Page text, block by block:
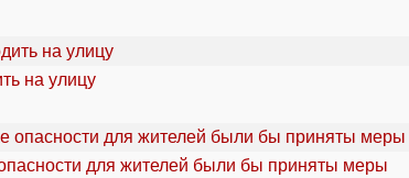
на улицу
для жителей были бы приняты меры